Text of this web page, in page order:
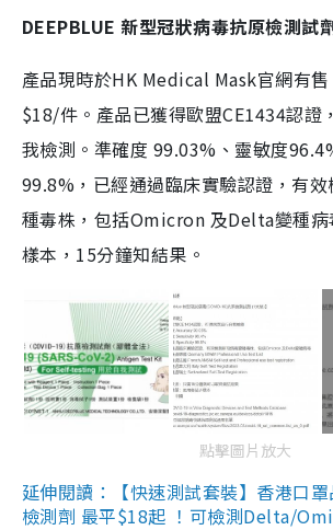
DEEPBLUE 新型冠狀病毒抗原檢測試
產品現時於HK Medical Mask官網有
$18/件。產品已獲得歐盟CE1434認證
我檢測。準確度 99.03%、靈敏度
99.8%，已經通過臨床實驗認證，有
種毒株，包括Omicron 及Delta變種病
樣本，15分鐘知結果。
點擊圖片放大
延伸閱讀：【快速測試套裝】香港口
檢測劑 最平$18起 ！可檢測Delta/